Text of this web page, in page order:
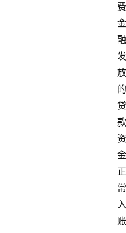
费
金
融
发
放
的
贷
款
资
金
正
常
入
账